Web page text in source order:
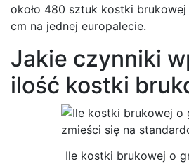
około 480 sztuk kostki
cm na jednej europalecie.
Jakie czynniki
ilość kostki
Ile kostki brukowej o